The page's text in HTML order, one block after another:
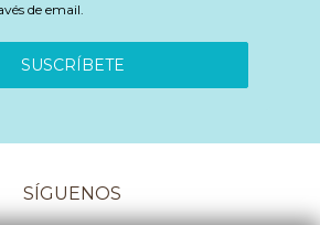
de email.
SUSCRÍBETE
SÍGUENOS